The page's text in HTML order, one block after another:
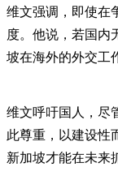
维文强调，即使在
度。他说，若国内
坡在海外的外交工
维文呼吁国人，尽
此尊重，以建设性
新加坡才能在未来